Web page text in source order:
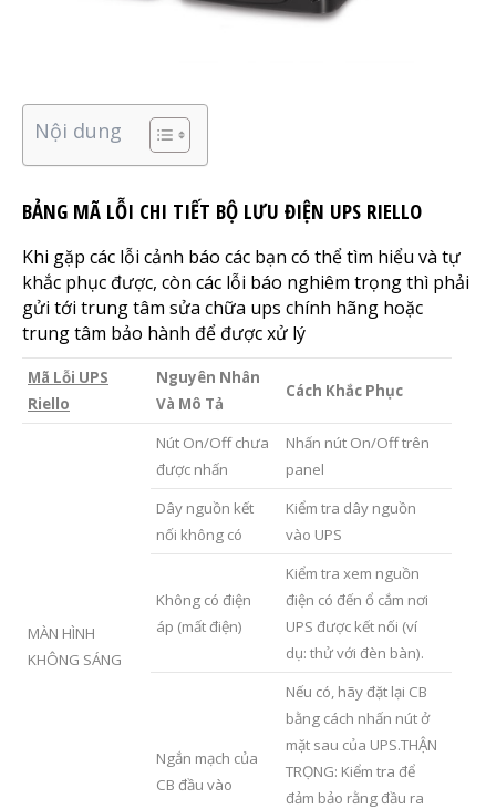
Nội dung
BẢNG MÃ LỖI CHI TIẾT BỘ LƯU ĐIỆN UPS RIELLO
Khi gặp các lỗi cảnh báo các bạn có thể tìm hiểu và tự
khắc phục được, còn các lỗi báo nghiêm trọng thì phải
gửi tới trung tâm sửa chữa ups chính hãng hoặc
trung tâm bảo hành để được xử lý
Mã Lỗi UPS
Riello
Nguyên Nhân
Và Mô Tả
Cách Khắc Phục
MÀN HÌNH
KHÔNG SÁNG
Nút On/Off chưa
được nhấn
Nhấn nút On/Off trên
panel
Dây nguồn kết
nối không có
Kiểm tra dây nguồn
vào UPS
Không có điện
áp (mất điện)
Kiểm tra xem nguồn
điện có đến ổ cắm nơi
UPS được kết nối (ví
dụ: thử với đèn bàn).
Ngắn mạch của
CB đầu vào
Nếu có, hãy đặt lại CB
bằng cách nhấn nút ở
mặt sau của UPS.THẬN
TRỌNG: Kiểm tra để
đảm bảo rằng đầu ra